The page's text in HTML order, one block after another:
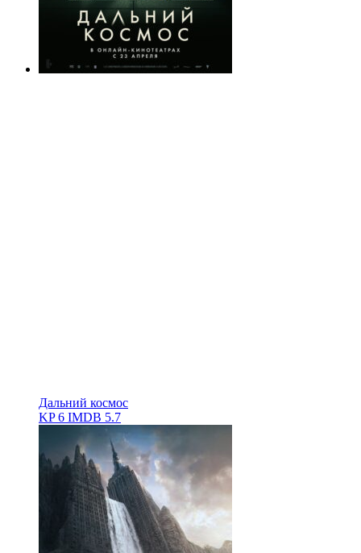
Дальний космос
KP6 IMDB 5.7